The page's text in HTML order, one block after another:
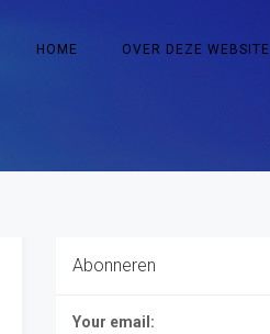
HOME OVER DEZE WEBSITE
Abonneren
Your email: